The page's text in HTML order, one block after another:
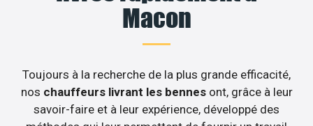
Macon
Toujours à la recherche de la plus grande efficacité,
nos chauffeurs livrant les bennesont, grâce à leur
savoir-faire et à leur expérience, développé des